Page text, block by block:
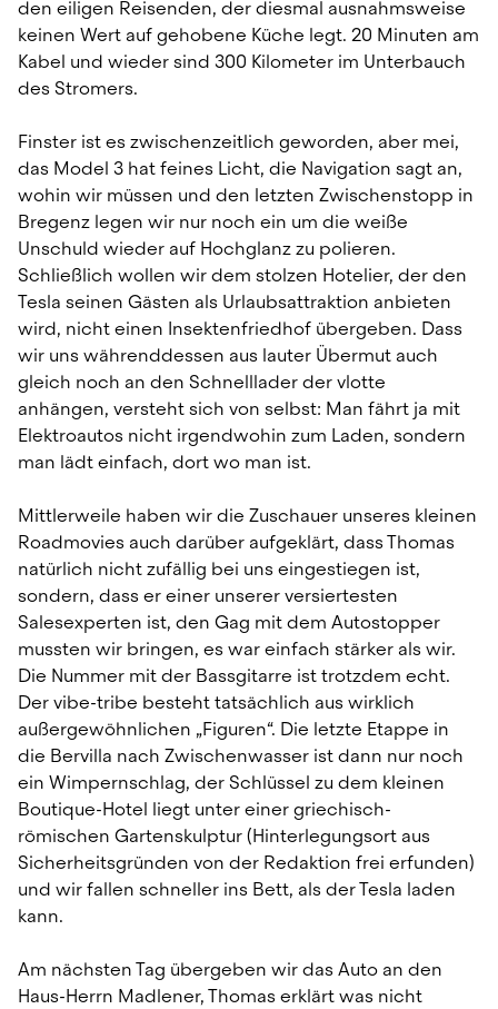
den eiligen Reisenden, der diesmal ausnahmsweise
keinen Wert auf gehobene Küche legt. 20 Minuten am
Kabel und wieder sind 300 Kilometer im Unterbauch
des Stromers.
Finster ist es zwischenzeitlich geworden, aber mei,
das Model 3 hat feines Licht, die Navigation sagt an,
wohin wir müssen und den letzten Zwischenstopp in
Bregenz legen wir nur noch ein um die weiße
Unschuld wieder auf Hochglanz zu polieren.
Schließlich wollen wir dem stolzen Hotelier, der den
Tesla seinen Gästen als Urlaubsattraktion anbieten
wird, nicht einen Insektenfriedhof übergeben. Dass
wir uns währenddessen aus lauter Übermut auch
gleich noch an den Schnelllader der vlotte
anhängen, versteht sich von selbst: Man fährt ja mit
Elektroautos nicht irgendwohin zum Laden, sondern
man lädt einfach, dort wo man ist.
Mittlerweile haben wir die Zuschauer unseres kleinen
Roadmovies auch darüber aufgeklärt, dass Thomas
natürlich nicht zufällig bei uns eingestiegen ist,
sondern, dass er einer unserer versiertesten
Salesexperten ist, den Gag mit dem Autostopper
mussten wir bringen, es war einfach stärker als wir.
Die Nummer mit der Bassgitarre ist trotzdem echt.
Der vibe-tribe besteht tatsächlich aus wirklich
außergewöhnlichen „Figuren“. Die letzte Etappe in
die Bervilla nach Zwischenwasser ist dann nur noch
ein Wimpernschlag, der Schlüssel zu dem kleinen
Boutique-Hotel liegt unter einer griechisch-
römischen Gartenskulptur (Hinterlegungsort aus
Sicherheitsgründen von der Redaktion frei erfunden)
und wir fallen schneller ins Bett, als der Tesla laden
kann.
Am nächsten Tag übergeben wir das Auto an den
Haus-Herrn Madlener, Thomas erklärt was nicht